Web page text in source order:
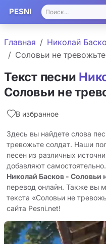
PESNI
Главная
Николай
Соловьи не
Текст песни
Соловьи не
В избранное
Здесь вы найдете слова
тревожьте солдат. Наши
песен из различных
добавляют
Николай Басков - Соловьи
перевод онлайн. Также вы
текста «Соловьи не
сайта Pesni.net!